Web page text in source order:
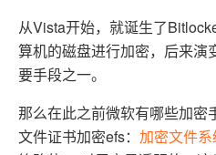
从Vista开始，就诞生了
算机的磁盘进行加密，后来演
要手段之一。
那么在此之前微软有哪些加密
文件证书加密efs： 加密文件系